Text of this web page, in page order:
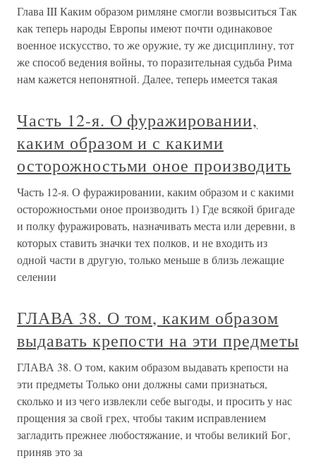
Глава III Каким образом римляне смогли возвыситься Так
как теперь народы Европы имеют почти одинаковое
военное искусство, то же оружие, ту же дисциплину, тот
же способ ведения войны, то поразительная судьба Рима
нам кажется непонятной. Далее, теперь имеется такая
Часть 12-я. О фуражировании,
каким образом и с какими
осторожностьми оное производить
Часть 12-я. О фуражировании, каким образом и с какими
осторожностьми оное производить 1) Где всякой бригаде
и полку фуражировать, назначивать места или деревни, в
которых ставить значки тех полков, и не входить из
одной части в другую, только меньше в близь лежащие
селении
ГЛАВА 38. О том, каким образом
выдавать крепости на эти предметы
ГЛАВА 38. О том, каким образом выдавать крепости на
эти предметы Только они должны сами признаться,
сколько и из чего извлекли себе выгоды, и просить у нас
прощения за свой грех, чтобы таким исправлением
загладить прежнее любостяжание, и чтобы великий Бог,
приняв это за